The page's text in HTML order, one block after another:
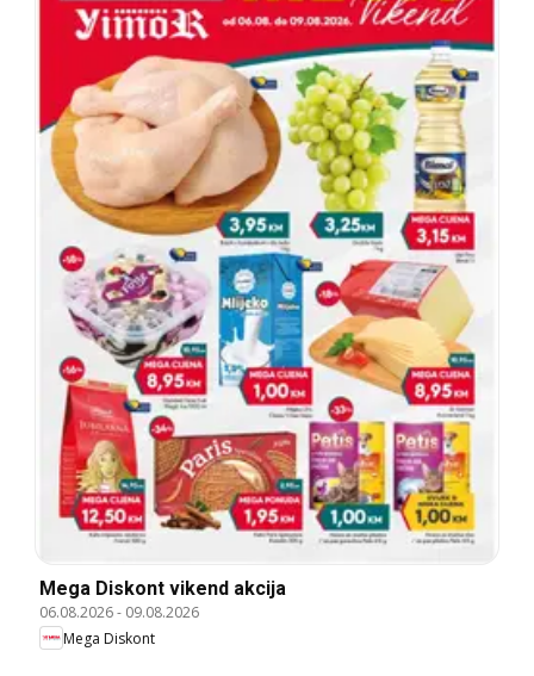
Mega Diskont vikend akcija
06.08.2026- 09.08.2026
Mega Diskont